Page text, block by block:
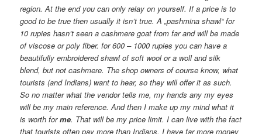
region. At the end you can only relay on yourself. If a price is to
good to be true then usually it isn’t true. A „pashmina shawl“ for
10 rupies hasn’t seen a cashmere goat from far and will be made
of viscose or poly fiber. for 600 – 1000 rupies you can have a
beautifully embroidered shawl of soft wool or a woll and silk
blend, but not cashmere. The shop owners of course know, what
tourists (and Indians) want to hear, so they will offer it as such.
So no matter what the vendor tells me, my hands any my eyes
will be my main reference. And then I make up my mind what it
is worth forme. That will be my price limit. I can live with the fact
that tourists often pay more than Indians, I have far more money